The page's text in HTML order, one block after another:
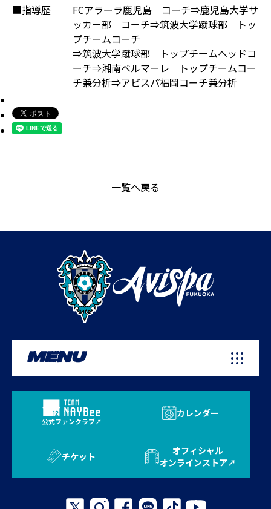
■指導歴
FCアラーラ鹿児島 コーチ⇒鹿児島大学サ
ッカー部 コーチ⇒筑波大学蹴球部 トッ
プチームコーチ
⇒筑波大学蹴球部 トップチームヘッドコ
ーチ⇒湘南ベルマーレ トップチームコー
チ兼分析⇒アビスパ福岡コーチ兼分析
一覧へ戻る
MENU
公式ファンクラブ
カレンダー
チケット
オフィシャル
オンラインストア